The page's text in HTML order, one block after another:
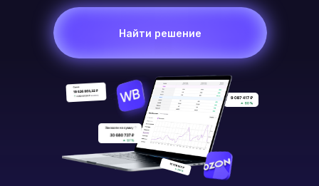
Найти решение